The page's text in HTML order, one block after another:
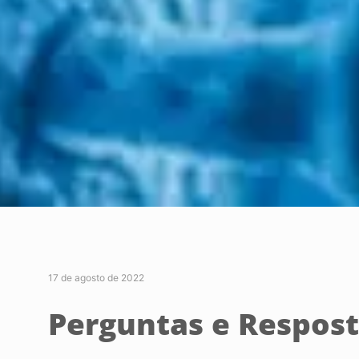
17 de agosto de 2022
Perguntas e